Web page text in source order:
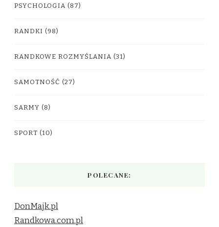
PSYCHOLOGIA (87)
RANDKI (98)
RANDKOWE ROZMYŚLANIA (31)
SAMOTNOŚĆ (27)
SARMY (8)
SPORT (10)
POLECANE:
DonMajk.pl
Randkowa.com.pl